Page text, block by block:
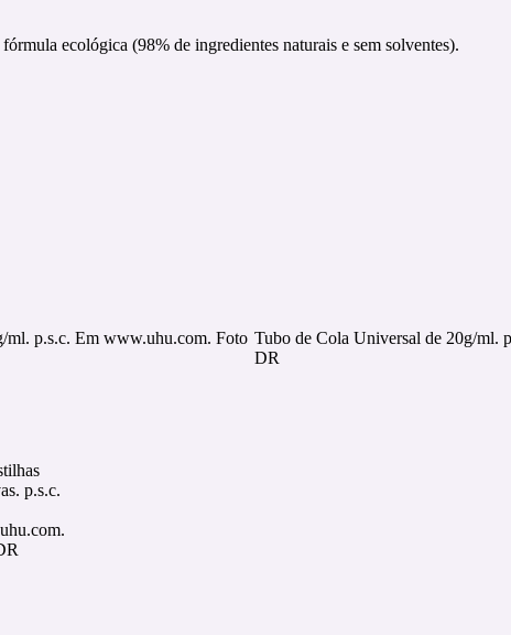
ecológica (98% de ingredientes naturais e sem solventes).
ml. p.s.c. Em www.uhu.com. Foto Tubo de Cola Universal de 20g/ml.
DR
p.s.c.